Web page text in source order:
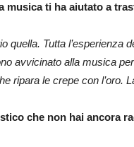
musica ti ha aiutato a
quella. Tutta l’esperienza
avvicinato alla musica
ripara le crepe con l’oro.
che non hai ancora